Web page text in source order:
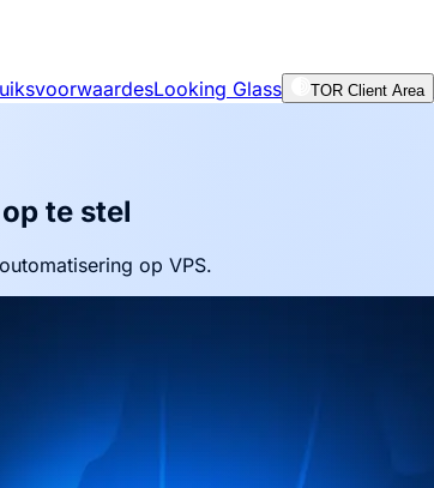
Looking Glass TOR Client Area
te stel
op VPS.